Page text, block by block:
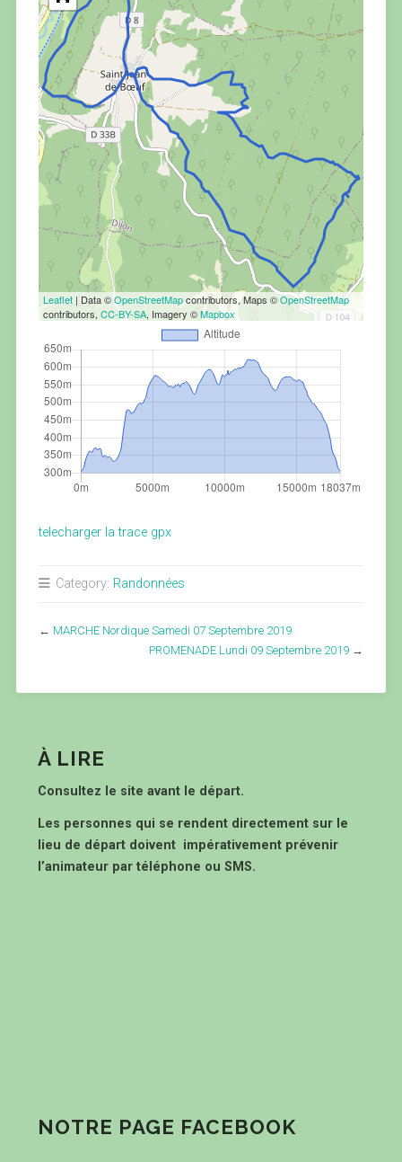
Leaflet| Data ©OpenStreetMapcontributors, Maps ©OpenStreetMap
contributors, CC-BY-SA, Imagery ©Mapbox
telecharger la trace gpx
Category: Randonnées
← MARCHE Nordique Samedi 07 Septembre 2019
PROMENADE Lundi 09 Septembre 2019 →
À LIRE
Consultez le site avant le départ.
Les personnes qui se rendent directement sur le
lieu de départ doivent impérativement prévenir
l’animateur par téléphone ou SMS.
NOTRE PAGE FACEBOOK